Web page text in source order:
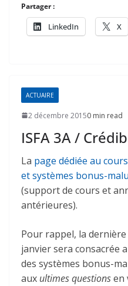
Partager :
LinkedIn X
ACTUAIRE
2 décembre 20150 min read
ISFA 3A /
La page dédiée au
et systèmes bonus-
(support de cours et
antérieures).
Pour rappel, la
janvier sera consacrée
des systèmes bonus-
aux ultimes questionsen